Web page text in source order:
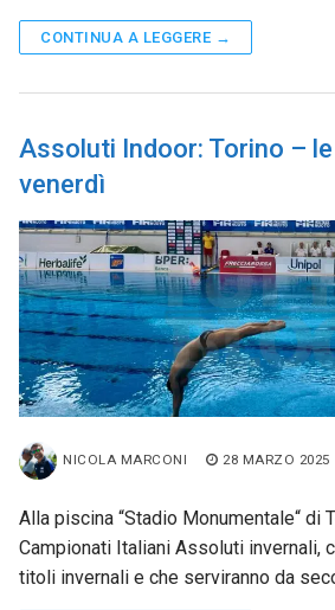
CONTINUA A LEGGERE →
Assoluti Indoor: Torino –
venerdì
NICOLA MARCONI 28 MARZO 2025
Alla piscina “Stadio Monumentale“ di
Campionati Italiani Assoluti invernali,
titoli invernali e che serviranno da